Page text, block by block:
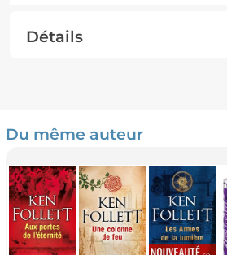
Détails
Du même auteur